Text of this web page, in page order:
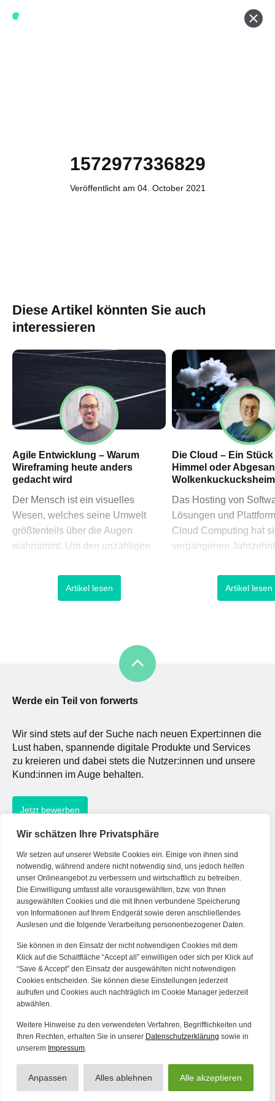
Wir schätzen Ihre Privatsphäre
Wir setzen auf unserer Website Cookies ein. Einige von ihnen sind
notwendig, während andere nicht notwendig sind, uns jedoch helfen
unser Onlineangebot zu verbessern und wirtschaftlich zu betreiben.
Die Einwilligung umfasst alle vorausgewählten, bzw. von Ihnen
ausgewählten Cookies und die mit Ihnen verbundene Speicherung
von Informationen auf Ihrem Endgerät sowie deren anschließendes
Auslesen und die folgende Verarbeitung personenbezogener Daten.
Sie können in den Einsatz der nicht notwendigen Cookies mit dem
Klick auf die Schaltfläche “Accept all” einwilligen oder sich per Klick auf
“Save & Accept” den Einsatz der ausgewählten nicht notwendigen
Cookies entscheiden. Sie können diese Einstellungen jederzeit
aufrufen und Cookies auch nachträglich im Cookie Manager jederzeit
abwählen.
Weitere Hinweise zu den verwendeten Verfahren, Begrifflichkeiten und
Ihren Rechten, erhalten Sie in unserer Datenschutzerklärung sowie in
unserem Impressum.
Anpassen Alles ablehnen Alle akzeptieren
Alle Artikel
1572977336829
Veröffentlicht am 04. October 2021
Diese Artikel könnten Sie auch
interessieren
Agile Entwicklung – Warum
Wireframing heute anders
gedacht wird
Der Mensch ist ein visuelles
Wesen, welches seine Umwelt
größtenteils über die Augen
wahrnimmt. Um den unzähligen
umgeben, Informationen zu
entziehen und aus ihnen ein
Erfahrenem abzugleichen sowie
sinnstiftende Muster zu suchen.
Artikel lesen
Die Cloud – Ein
Himmel oder
Wolkenkuckucksheim
Das Hosting von
Lösungen und
Cloud Computing hat
vergangenen
IT-Modell zu einem
allgegenwärtigenArtikel lesen
HN – Gymnasiumstraße 35
74072 Heilbronn
Datenschutzerklärung
Impressum
Werde ein Teil von forwerts
Wir sind stets auf der Suche nach neuen Expert:innen die
Lust haben, spannende digitale Produkte und Services
zu kreieren und dabei stets die Nutzer:innen und unsere
Kund:innen im Auge behalten.
Jetzt bewerben
Kontakt
Tel. Zentrale: +49 (69) 27273681
E-Mail: kontakt@forwerts.com
FFM – Friedensstraße 11
60311 Frankfurt am Main
→ Anfahrtsplan Frankfurt
HN – Gymnasiumstraße 35
74072 Heilbronn
→ Anfahrtsplan Heilbronn
Datenschutzerklärung
Impressum